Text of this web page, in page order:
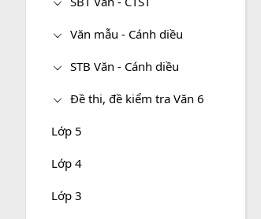
Văn mẫu - Cánh diều
STB Văn - Cánh diều
Đề thi, đề kiểm tra Văn 6
Lớp 5
Lớp 4
Lớp 3